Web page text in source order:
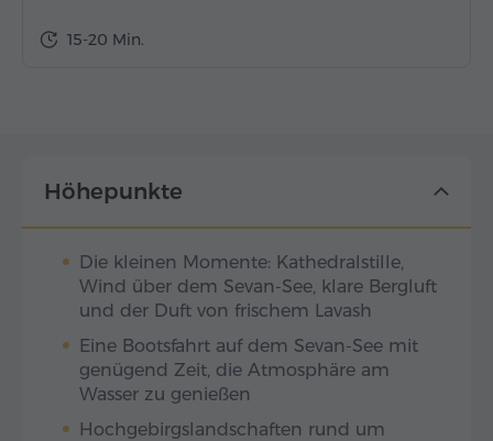
15-20 Min.
Höhepunkte
Die kleinen Momente: Kathedralstille,
Wind über dem Sevan-See, klare Bergluft
und der Duft von frischem Lavash
Eine Bootsfahrt auf dem Sevan-See mit
genügend Zeit, die Atmosphäre am
Wasser zu genießen
Hochgebirgslandschaften rund um